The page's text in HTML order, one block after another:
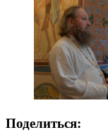
Поделиться: